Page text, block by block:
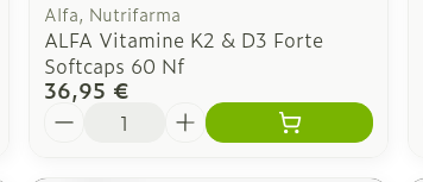
Alfa, Nutrifarma
ALFA Vitamine K2 & D3 Forte
Softcaps 60 Nf
36,95 €
Quantité